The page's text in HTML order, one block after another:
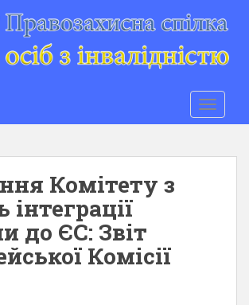
Комітету з
інтеграції
до ЄС: Звіт
Комісії